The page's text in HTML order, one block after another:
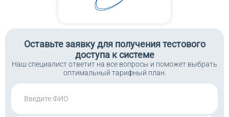
Справки
Оставьте заявку для получения тестового
доступа к системе
Наш специалист ответит на все вопросы и поможет выбрать
оптимальный тарифный план.